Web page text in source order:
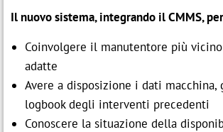
Il nuovo sistema, integrando il CMMS,
Coinvolgere il manutentore più
adatte
Avere a disposizione i dati
logbook degli interventi precedenti
Conoscere la situazione della